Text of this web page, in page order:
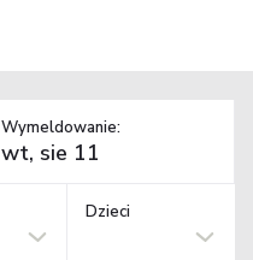
Wymeldowanie:
Dzieci